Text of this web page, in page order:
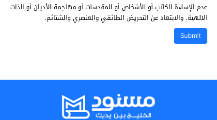
عدم الإساءة للكاتب أو للأشخاص أو للمقدسات أو مهاجمة الأديان أو الذات
الالهية. والابتعاد عن التحريض الطائفي والعنصري والشتائم.